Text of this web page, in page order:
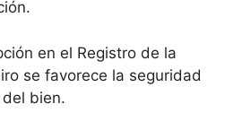
en el Registro de la
se favorece la seguridad
bien.